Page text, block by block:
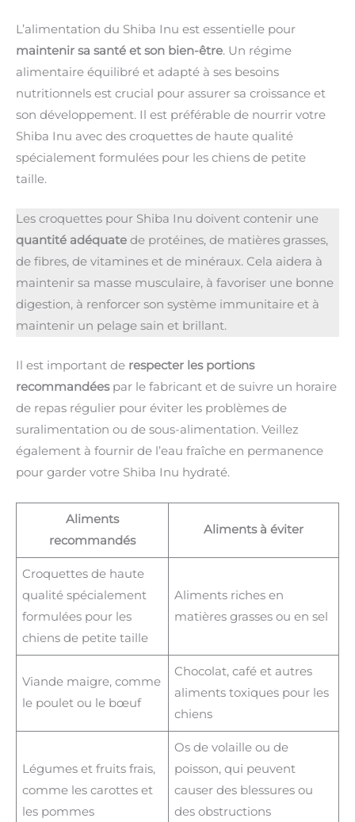
L’alimentation du Shiba Inu est essentielle pour
maintenir sa santé et son bien-être. Un régime
alimentaire équilibré et adapté à ses besoins
nutritionnels est crucial pour assurer sa croissance et
son développement. Il est préférable de nourrir votre
Shiba Inu avec des croquettes de haute qualité
spécialement formulées pour les chiens de petite
taille.
Les croquettes pour Shiba Inu doivent contenir une
quantité adéquate de protéines, de matières grasses,
de fibres, de vitamines et de minéraux. Cela aidera à
maintenir sa masse musculaire, à favoriser une bonne
digestion, à renforcer son système immunitaire et à
maintenir un pelage sain et brillant.
Il est important de respecter les portions
recommandéespar le fabricant et de suivre un horaire
de repas régulier pour éviter les problèmes de
suralimentation ou de sous-alimentation. Veillez
également à fournir de l’eau fraîche en permanence
pour garder votre Shiba Inu hydraté.
Aliments
recommandés
Aliments à éviter
Croquettes de haute
qualité spécialement
formulées pour les
chiens de petite taille
Aliments riches en
matières grasses ou en sel
Viande maigre, comme
le poulet ou le bœuf
Chocolat, café et autres
aliments toxiques pour les
chiens
Légumes et fruits frais,
comme les carottes et
les pommes
Os de volaille ou de
poisson, qui peuvent
causer des blessures ou
des obstructions